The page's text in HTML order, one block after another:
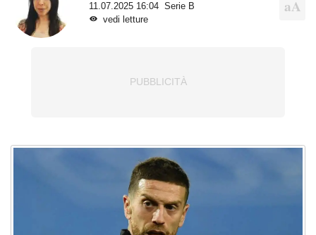
11.07.2025 16:04
Serie B
vedi letture